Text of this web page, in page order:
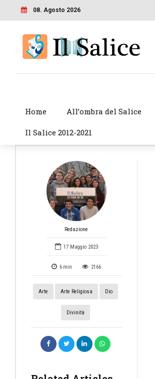
08. Agosto 2026
Home All’ombra del Salice
Il Salice 2012-2021
Redazione
17 Maggio 2023
6 min 2166
Arte Arte Religiosa Dio
Divinità